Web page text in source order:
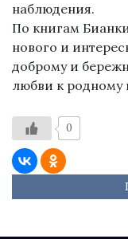
наблюдения.
По книгам
нового и
доброму и
любви к родному
0